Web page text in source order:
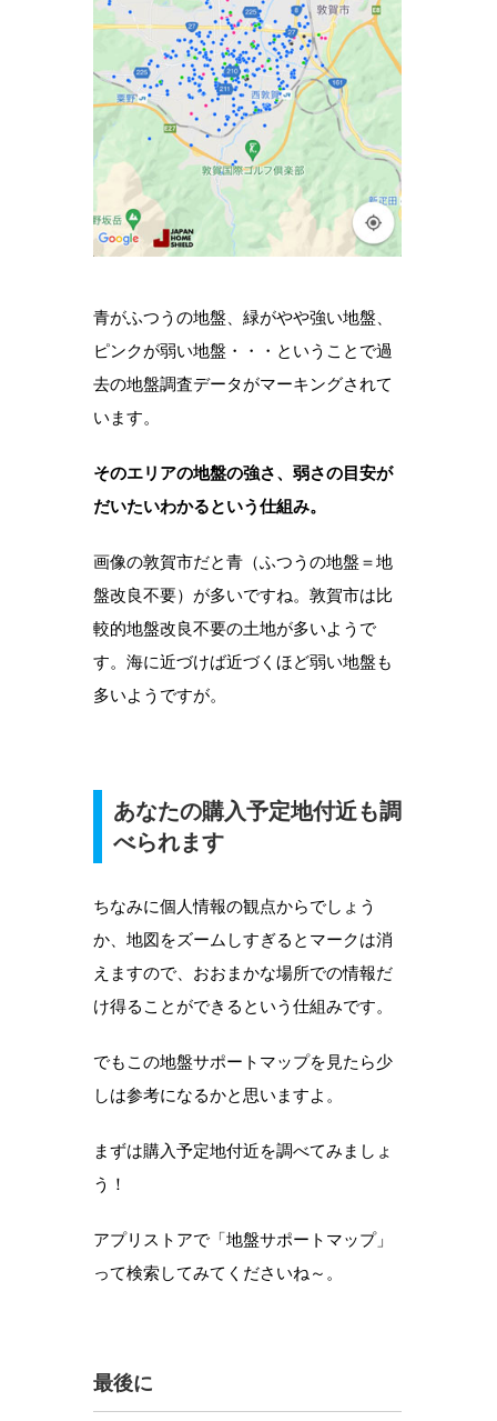
青がふつうの地盤、緑がやや強い地盤、
ピンクが弱い地盤・・・ということで過
去の地盤調査データがマーキングされて
います。
そのエリアの地盤の強さ、弱さの目安が
だいたいわかるという仕組み。
画像の敦賀市だと青（ふつうの地盤＝地
盤改良不要）が多いですね。敦賀市は比
較的地盤改良不要の土地が多いようで
す。海に近づけば近づくほど弱い地盤も
多いようですが。
あなたの購入予定地付近も調
べられます
ちなみに個人情報の観点からでしょう
か、地図をズームしすぎるとマークは消
えますので、おおまかな場所での情報だ
け得ることができるという仕組みです。
でもこの地盤サポートマップを見たら少
しは参考になるかと思いますよ。
まずは購入予定地付近を調べてみましょ
う！
アプリストアで「地盤サポートマップ」
って検索してみてくださいね～。
最後に